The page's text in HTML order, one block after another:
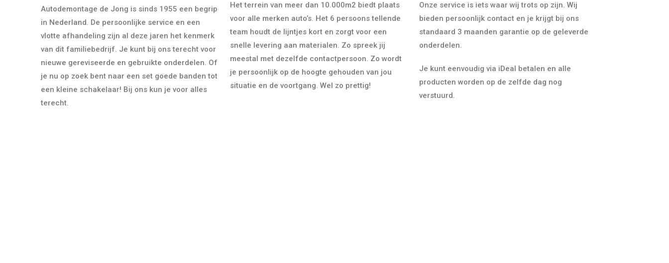
Autodemontage de Jong is sinds 1955 een begrip
in Nederland. De persoonlijke service en een
vlotte afhandeling zijn al deze jaren het kenmerk
van dit familiebedrijf. Je kunt bij ons terecht voor
nieuwe gereviseerde en gebruikte onderdelen. Of
je nu op zoek bent naar een set goede banden tot
een kleine schakelaar! Bij ons kun je voor alles
terecht.
Het terrein van meer dan 10.000m2 biedt plaats
voor alle merken auto’s. Het 6 persoons tellende
team houdt de lijntjes kort en zorgt voor een
snelle levering aan materialen. Zo spreek jij
meestal met dezelfde contactpersoon. Zo wordt
je persoonlijk op de hoogte gehouden van jou
situatie en de voortgang. Wel zo prettig!
Onze service is iets waar wij trots op zijn. Wij
bieden persoonlijk contact en je krijgt bij ons
standaard 3 maanden garantie op de geleverde
onderdelen.
Je kunt eenvoudig via iDeal betalen en alle
producten worden op de zelfde dag nog
verstuurd.